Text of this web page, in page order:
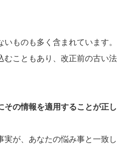
ものも多く含まれています。
こともあり、改正前の古い
の情報を適用することが正
が、あなたの悩み事と一致